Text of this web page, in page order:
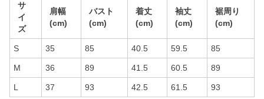
サ
イ
ズ
肩幅
(cm)
バスト
(cm)
着丈
(cm)
袖丈
(cm)
裾周り
(cm)
S 35 85 40.5 59.5 85
M 36 89 41.5 60.5 89
L 37 93 42.5 61.5 93